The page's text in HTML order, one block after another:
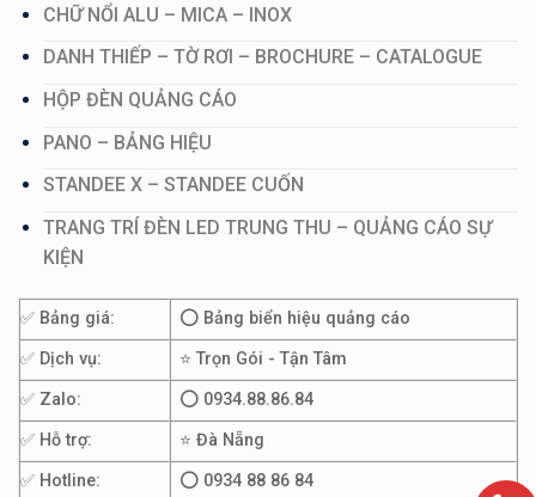
CHỮ NỔI ALU – MICA – INOX
DANH THIẾP – TỜ RƠI – BROCHURE – CATALOGUE
HỘP ĐÈN QUẢNG CÁO
PANO – BẢNG HIỆU
STANDEE X – STANDEE CUỐN
TRANG TRÍ ĐÈN LED TRUNG THU – QUẢNG CÁO SỰ
KIỆN
✅ Bảng giá:
⭕ Bảng biển hiệu quảng cáo
✅ Dịch vụ:
⭐ Trọn Gói - Tận Tâm
✅ Zalo:
⭕ 0934.88.86.84
✅ Hỗ trợ:
⭐ Đà Nẵng
✅ Hotline:
⭕ 0934 88 86 84